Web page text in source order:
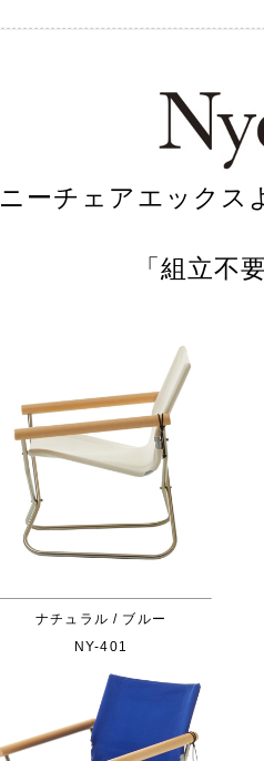
ニーチェアエックス
「組立不
ナチュラル / ブルー
NY-401